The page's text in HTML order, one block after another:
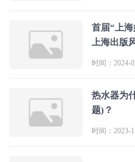
首届“上
上海出版
时间：2024-
热水器为
题)？
时间：2023-